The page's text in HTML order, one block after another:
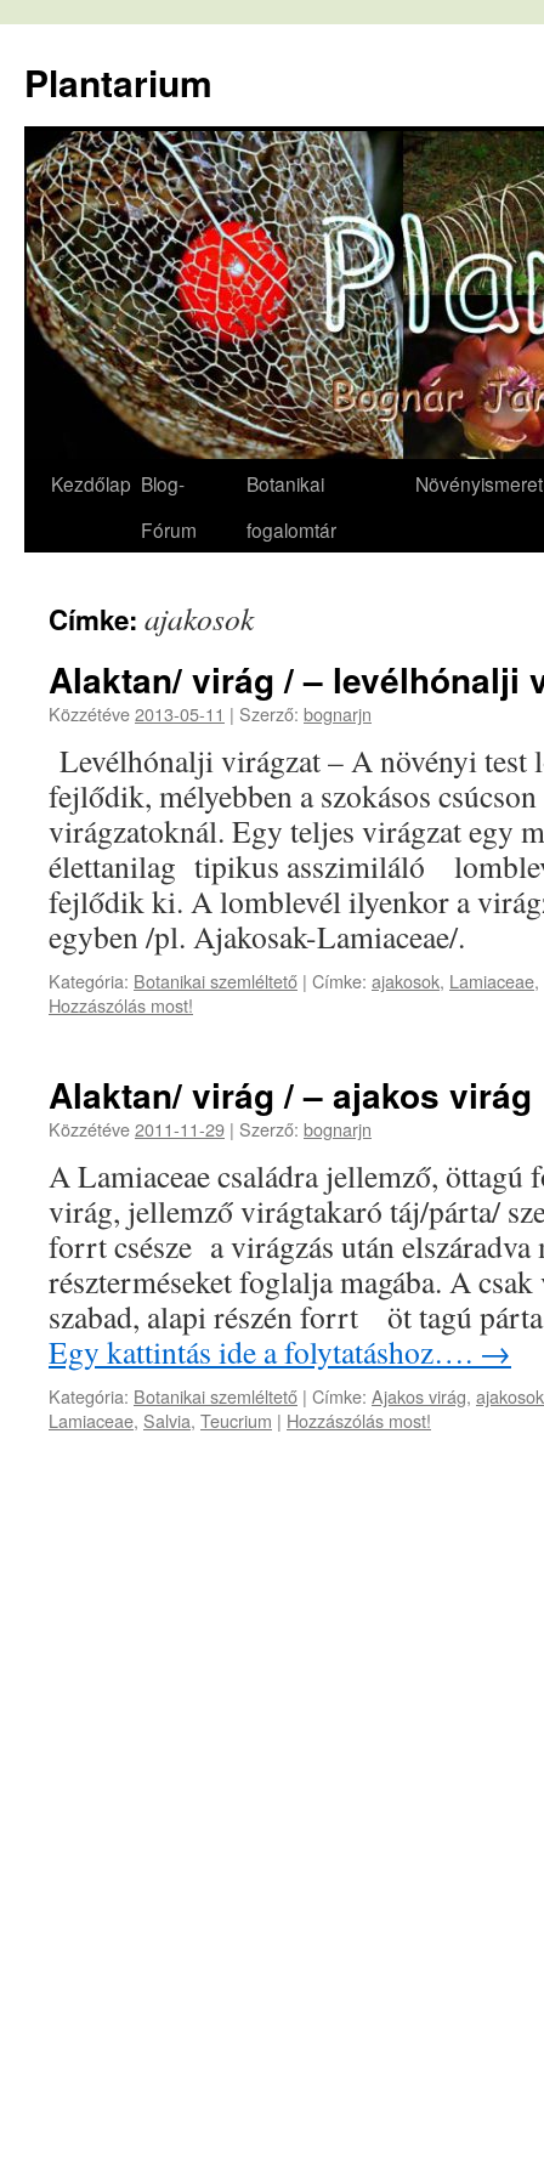
tartalomba
Plantarium
Kezdőlap Blog-
Fórum
Botanikai
fogalomtár
Növényismeret
Címke: ajakosok
Alaktan/ virág / – levélhónalji
Közzétéve2013-05-11 | Szerző: bognarjn
Levélhónalji virágzat – A növényi test
fejlődik, mélyebben a szokásos
virágzatoknál. Egy teljes virágzat egy
élettanilag tipikus asszimiláló
fejlődik ki. A lomblevél ilyenkor a
egyben /pl. Ajakosak-Lamiaceae/.
Kategória: Botanikai szemléltető | Címke: ajakosok, Lamiaceae,
Hozzászólás most!
Alaktan/ virág / – ajakos virág
Közzétéve2011-11-29 | Szerző: bognarjn
A Lamiaceae családra jellemző,
virág, jellemző virágtakaró táj/párta/
forrt csésze a virágzás után
részterméseket foglalja magába. A
szabad, alapi részén forrt öt tagú
Egy kattintás ide a folytatáshoz…. →
Kategória: Botanikai szemléltető | Címke: Ajakos virág, ajakosok
Lamiaceae, Salvia, Teucrium | Hozzászólás most!